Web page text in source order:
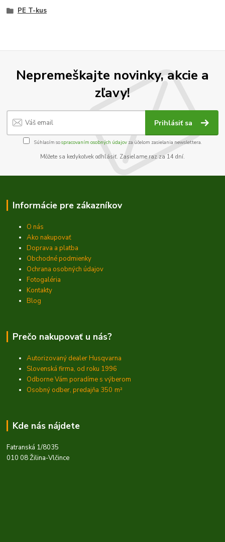
PE T-kus
Nepremeškajte novinky, akcie a
zľavy!
Prihlásiť sa
Súhlasím sospracovaním osobných údajov za účelom zasielania newslettera.
Môžete sa kedykoľvek odhlásiť. Zasielame raz za 14 dní.
Informácie pre zákazníkov
O nás
Ako nakupovať
Doprava a platba
Obchodné podmienky
Ochrana osobných údajov
Fotogaléria
Kontakty
Blog
Prečo nakupovať u nás?
Autorizovaný dealer Husqvarna
Slovenská firma, od roku 1996
Odborne Vám poradíme s výberom
Osobný odber, predajňa 350 m²
Kde nás nájdete
Fatranská 1/8035
010 08 Žilina-Vlčince